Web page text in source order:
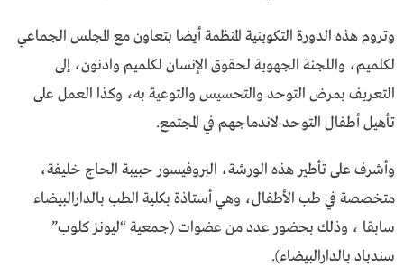
وتروم هذه الدورة التكوينية المنظمة أيضا بتعاون مع المجلس الجماعي
لكلميم، واللجنة الجهوية لحقوق الإنسان لكلميم وادنون، إلى
التعريف بمرض التوحد والتحسيس والتوعية به، وكذا العمل على
تأهيل أطفال التوحد لاندماجهم في المجتمع.
وأشرف على تأطير هذه الورشة، البروفيسور حبيبة الحاج خليفة،
متخصصة في طب الأطفال، وهي أستاذة بكلية الطب بالدارالبيضاء
سابقا ، وذلك بحضور عدد من عضوات (جمعية “ليونز كلوب”
سندباد بالدارالبيضاء).